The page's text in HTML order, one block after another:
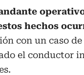
hechos
con un caso
el conductor